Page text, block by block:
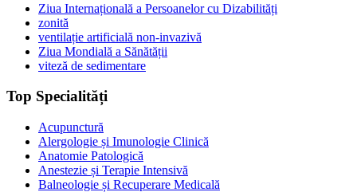
Ziua Internațională a Persoanelor cu Dizabilități
zonită
ventilație artificială non-invazivă
Ziua Mondială a Sănătății
viteză de sedimentare
Top Specialități
Acupunctură
Alergologie și Imunologie Clinică
Anatomie Patologică
Anestezie și Terapie Intensivă
Balneologie și Recuperare Medicală